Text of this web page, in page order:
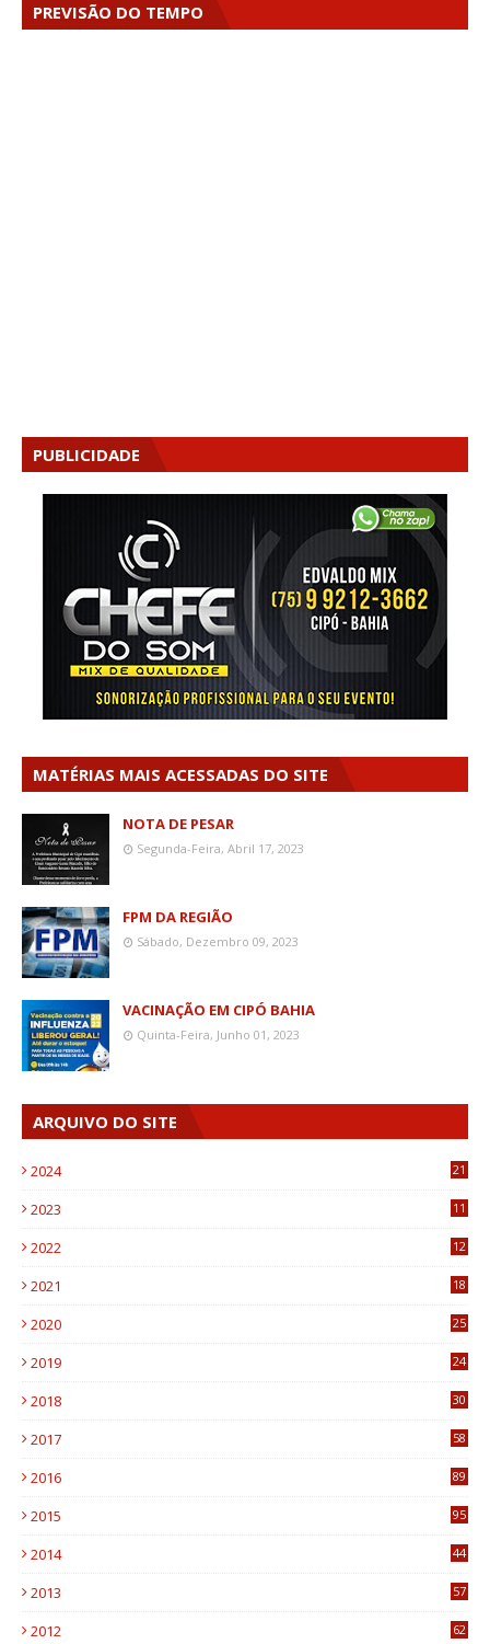
PREVISÃO DO TEMPO
PUBLICIDADE
MATÉRIAS MAIS ACESSADAS DO SITE
NOTA DE PESAR
Segunda-Feira, Abril 17, 2023
FPM DA REGIÃO
Sábado, Dezembro 09, 2023
VACINAÇÃO EM CIPÓ BAHIA
Quinta-Feira, Junho 01, 2023
ARQUIVO DO SITE
2024 21
2023
11
2022
12
2021
18
2020
25
2019
24
2018
30
2017
58
2016
89
2015
95
2014
44
2013
57
2012
62